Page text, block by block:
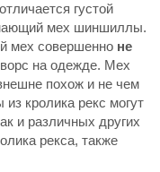
густой
мех шиншиллы.
мех совершенно не
на одежде. Мех
похож и не чем
кролика рекс могут
и различных других
рекса, также